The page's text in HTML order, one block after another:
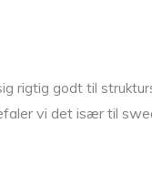
godt til
vi det især til